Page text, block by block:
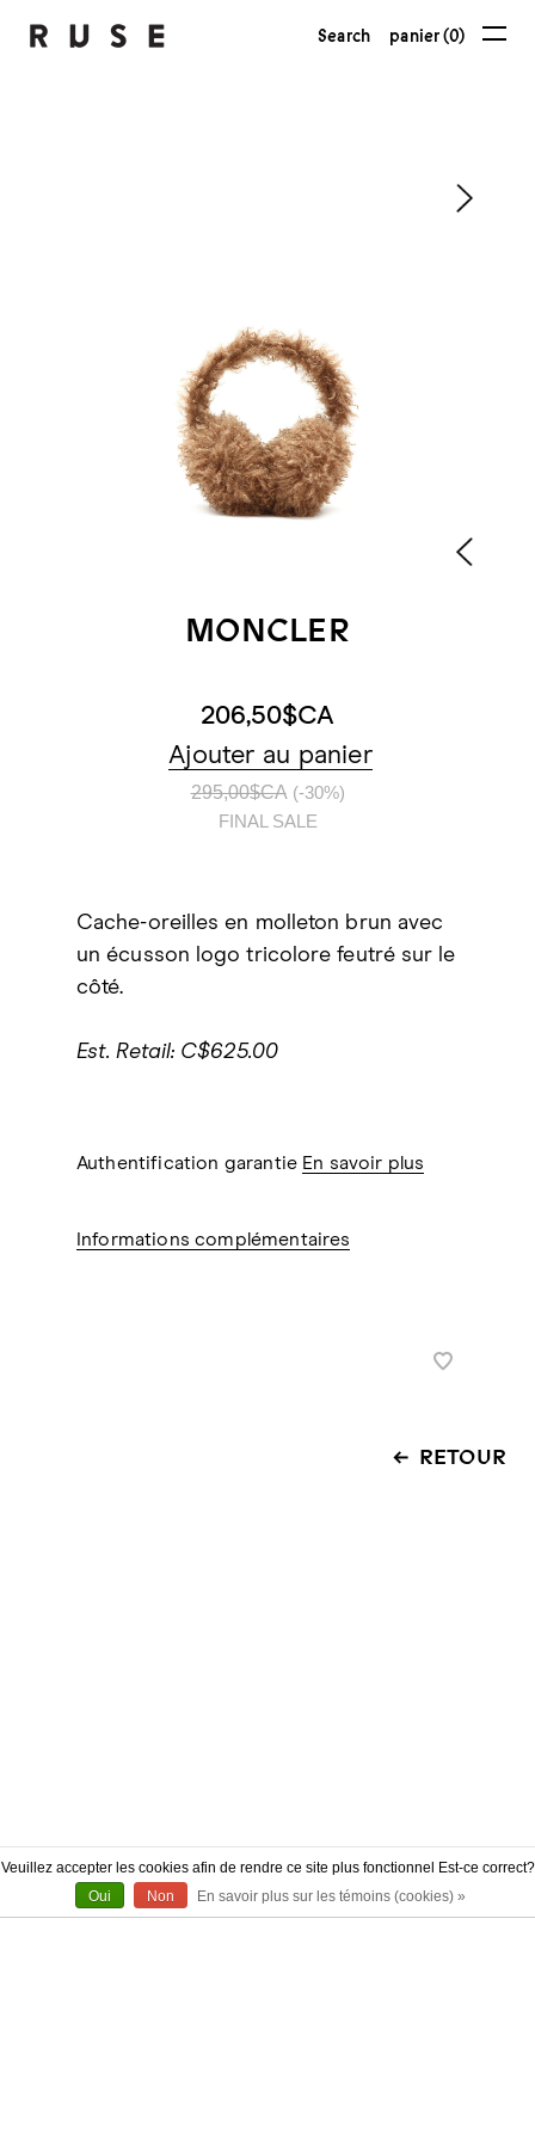
Search panier (0)
MONCLER
206,50$CA
Ajouter au panier
295,00$CA (-30%)
FINAL SALE
Cache-oreilles en molleton brun avec
un écusson logo tricolore feutré sur le
côté.
Est. Retail: C$625.00
Authentification garantie En savoir plus
Informations complémentaires
RETOUR
À PROPOS
Veuillez accepter les cookies afin de rendre ce site plus fonctionnel Est-ce correct?
Oui
Non En savoir plus sur les témoins (cookies) »